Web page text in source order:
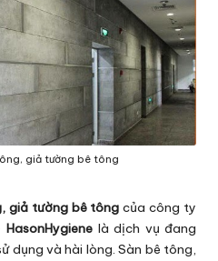
giả tường bê tông
giả tường bê tông của công ty
HasonHygiene là dịch vụ đang
dụng và hài lòng. Sàn bê tông,